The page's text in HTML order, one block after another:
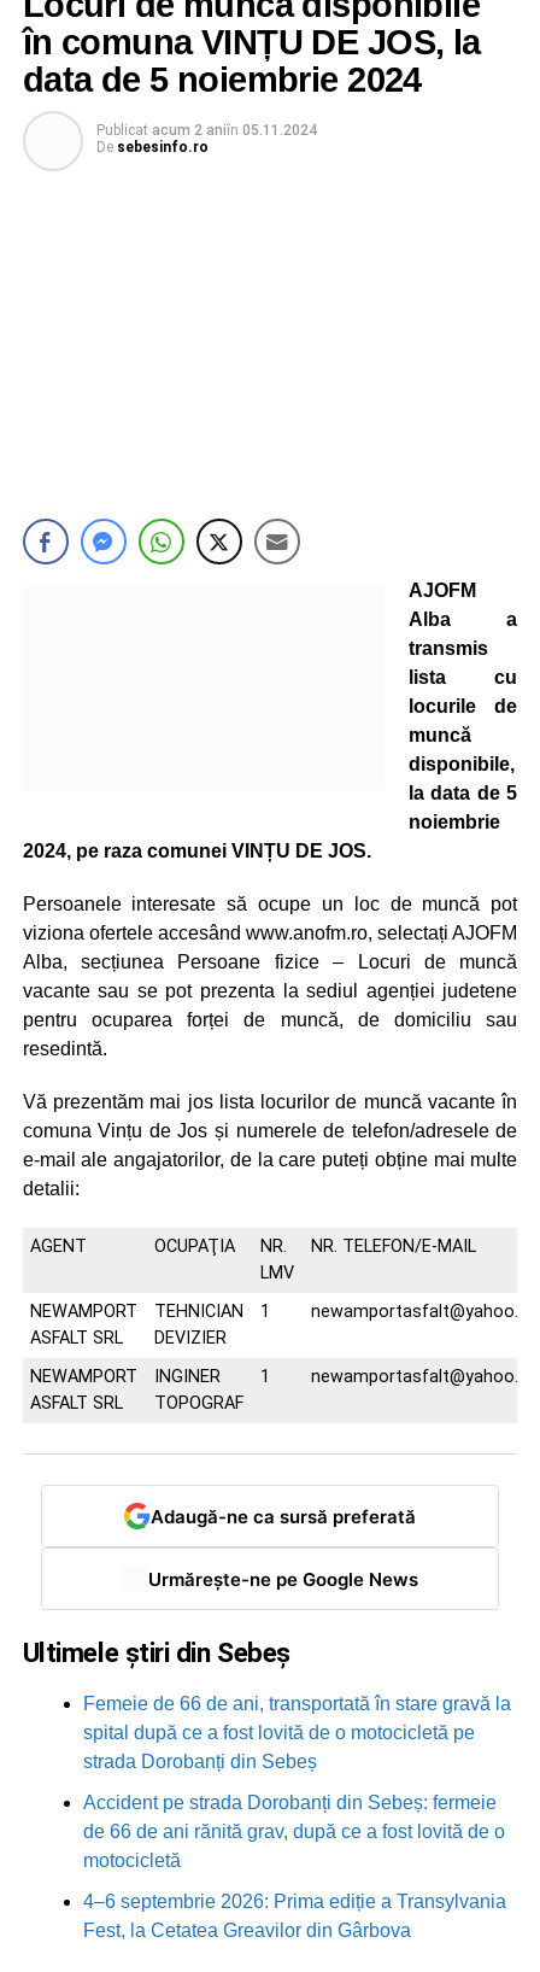
în comuna VINȚU DE JOS, la
data de 5 noiembrie 2024
Publicat acum 2 aniîn 05.11.2024
De sebesinfo.ro
AJOFM
Alba a
transmis
lista cu
locurile de
muncă
disponibile,
la data de 5
noiembrie
2024, pe raza comunei VINȚU DE JOS.
Persoanele interesate să ocupe un loc de muncă pot
viziona ofertele accesând www.anofm.ro, selectați AJOFM
Alba, secțiunea Persoane fizice – Locuri de muncă
vacante sau se pot prezenta la sediul agenției judetene
pentru ocuparea forței de muncă, de domiciliu sau
resedintă.
Vă prezentăm mai jos lista locurilor de muncă vacante în
comuna Vințu de Jos și numerele de telefon/adresele de
e-mail ale angajatorilor, de la care puteți obține mai multe
detalii:
AGENT OCUPAŢIA
NR.
LMV
NR. TELEFON/E-MAIL
NEWAMPORT
ASFALT SRL
TEHNICIAN
DEVIZIER
1
NEWAMPORT
ASFALT SRL
INGINER
TOPOGRAF
1
Adaugă-ne ca sursă preferată
Urmărește-ne pe Google News
Ultimele știri din Sebeș
Femeie de 66 de ani, transportată în stare gravă la
spital după ce a fost lovită de o motocicletă pe
strada Dorobanți din Sebeș
Accident pe strada Dorobanți din Sebeș: fermeie
de 66 de ani rănită grav, după ce a fost lovită de o
motocicletă
4–6 septembrie 2026: Prima ediție a Transylvania
Fest, la Cetatea Greavilor din Gârbova